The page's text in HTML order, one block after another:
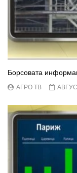
Борсовата
АГРО ТВ